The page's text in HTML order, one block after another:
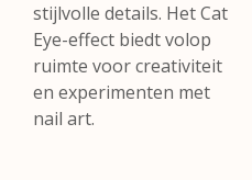
stijlvolle details. Het Cat
Eye-effect biedt volop
ruimte voor creativiteit
en experimenten met
nail art.